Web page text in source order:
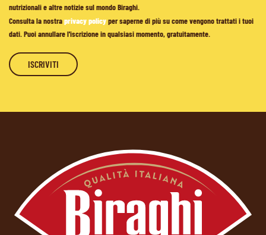
nutrizionali e altre notizie sul mondo Biraghi.
Consulta la nostraprivacy policyper saperne di più su come vengono trattati i tuoi
dati. Puoi annullare l'iscrizione in qualsiasi momento, gratuitamente.